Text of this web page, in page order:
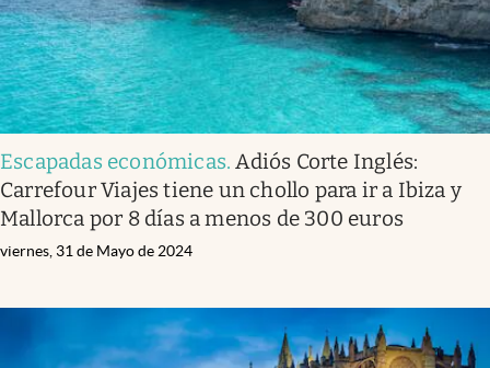
Escapadas económicas.Adiós Corte Inglés:
Carrefour Viajes tiene un chollo para ir a Ibiza y
Mallorca por 8 días a menos de 300 euros
viernes, 31 de Mayo de 2024